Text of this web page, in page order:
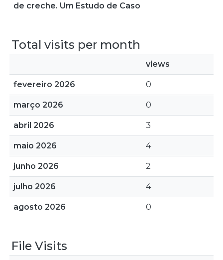
de creche. Um Estudo de Caso
Total visits per month
views
fevereiro 2026 0
março 2026 0
abril 2026 3
maio 2026 4
junho 2026 2
julho 2026 4
agosto 2026 0
File Visits